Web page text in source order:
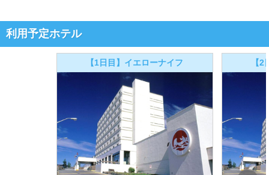
利用予定ホテル
【1日目】イエローナイフ 【